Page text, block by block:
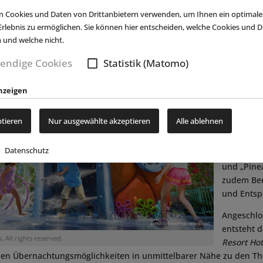
Cookies und Daten von Drittanbietern verwenden, um Ihnen ein
zu ermöglichen. Sie können hier entscheiden, welche Cookies und
und welche nicht.
Cookies Statistik (Matomo)
Nur ausgewählte akzeptieren Alle ablehnen
Datenschutz
beim „
DreamWorks TrollsFest
“, wo Familien „Poppy“,
Meet & Greet treffen können. Zwei interaktive Spielbereiche
und „Trolls Critter Crawl“.
All rights reserved.
Ein
wo Kinder
„Patrick“
warten
und
zudem
und
entsteht
Resort
Übernachtungsmöglichkeiten in unmittelbarer Nähe zu den